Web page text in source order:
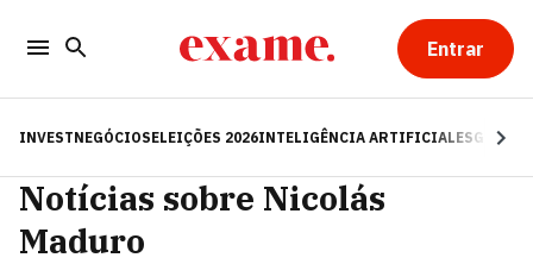
Entrar
INVESTNEGÓCIOSELEIÇÕES 2026INTELIGÊNCIA ARTIFICIALESG
Notícias sobre Nicolás
Maduro